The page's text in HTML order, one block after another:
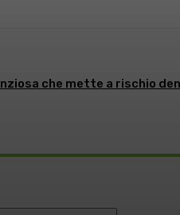
che mette a rischio